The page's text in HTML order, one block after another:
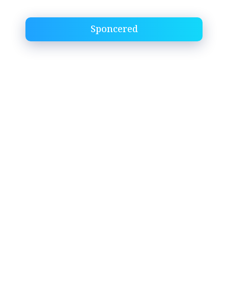
Sponcered